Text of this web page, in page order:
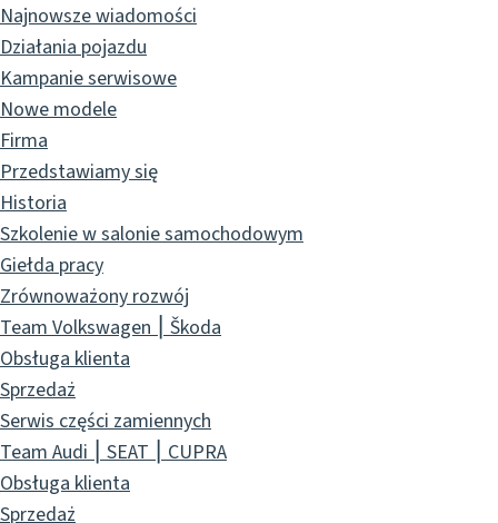
Najnowsze wiadomości
Działania pojazdu
Kampanie serwisowe
Nowe modele
Firma
Przedstawiamy się
Historia
Szkolenie w salonie samochodowym
Giełda pracy
Zrównoważony rozwój
Team Volkswagen ⎮ Škoda
Obsługa klienta
Sprzedaż
Serwis części zamiennych
Team Audi ⎮ SEAT ⎮ CUPRA
Obsługa klienta
Sprzedaż